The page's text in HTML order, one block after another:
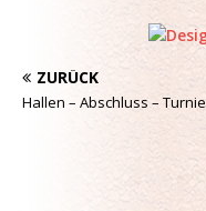
ZURÜCK
Hallen – Abschluss –